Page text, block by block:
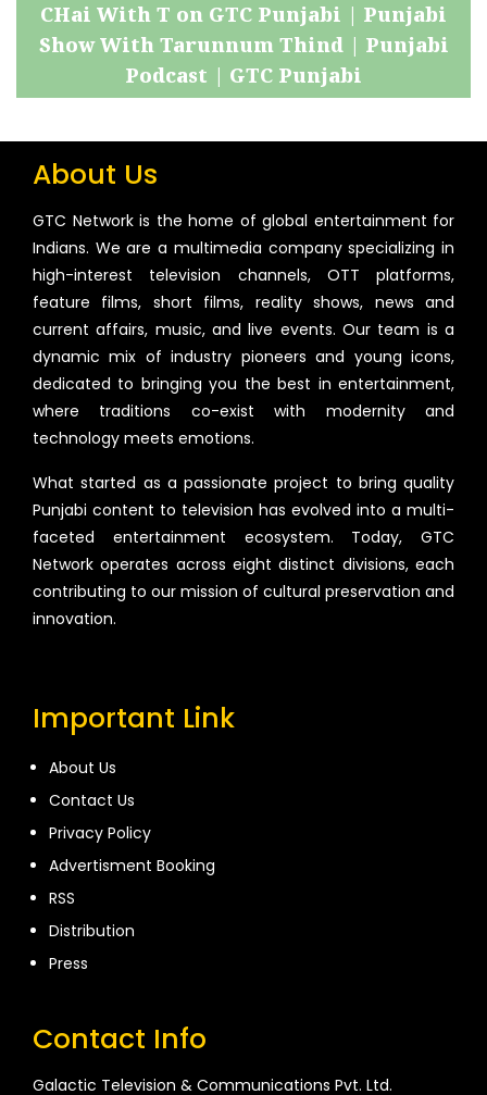
CHai With T on GTC Punjabi | Punjabi
Show With Tarunnum Thind | Punjabi
Podcast | GTC Punjabi
About Us
GTC Network is the home of global entertainment for
Indians. We are a multimedia company specializing in
high-interest television channels, OTT platforms,
feature films, short films, reality shows, news and
current affairs, music, and live events. Our team is a
dynamic mix of industry pioneers and young icons,
dedicated to bringing you the best in entertainment,
where traditions co-exist with modernity and
technology meets emotions.
What started as a passionate project to bring quality
Punjabi content to television has evolved into a multi-
faceted entertainment ecosystem. Today, GTC
Network operates across eight distinct divisions, each
contributing to our mission of cultural preservation and
innovation.
Important Link
About Us
Contact Us
Privacy Policy
Advertisment Booking
RSS
Distribution
Press
Contact Info
Galactic Television & Communications Pvt. Ltd.